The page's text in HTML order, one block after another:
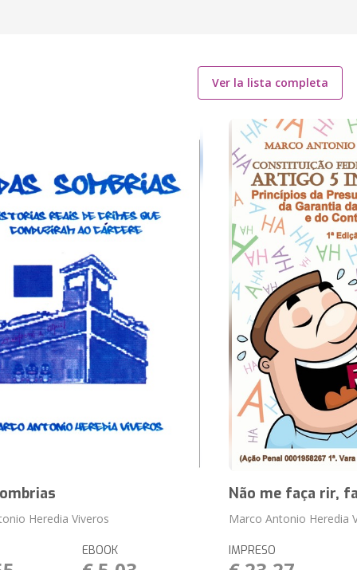
Ver la lista completa
Heredia Viveros
EBOOK
Não me faça rir,
Marco Antonio Heredia
IMPRESO